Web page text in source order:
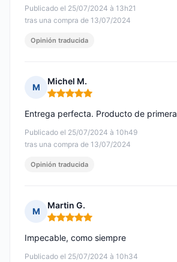
Publicado el 25/07/2024 à 13h21
tras una compra de 13/07/2024
Opinión traducida
M
Michel M.
Nota: 5 de 5
Publicado el 25/07/2024 à 10h49
tras una compra de 13/07/2024
Entrega perfecta. Producto de primera
Opinión traducida
M
Martin G.
Nota: 5 de 5
Publicado el 25/07/2024 à 10h34
Impecable, como siempre